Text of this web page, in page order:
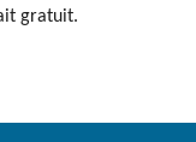
gratuit.